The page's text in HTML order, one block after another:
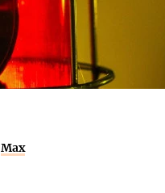
Max
Смелость архитектурных
Генеральный директор
ЗИАС — об эстетике
трендах в фасадах и